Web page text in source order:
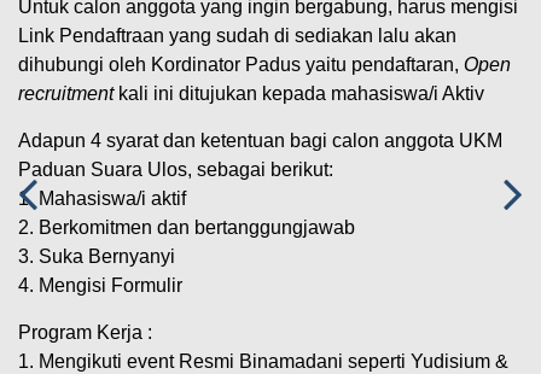
Untuk calon anggota yang ingin bergabung, harus mengisi
Link Pendaftraan yang sudah di sediakan lalu akan
dihubungi oleh Kordinator Padus yaitu pendaftaran, Open
recruitmentkali ini ditujukan kepada mahasiswa/i Aktiv
Adapun 4 syarat dan ketentuan bagi calon anggota UKM
Paduan Suara Ulos, sebagai berikut:
1. Mahasiswa/i aktif
2. Berkomitmen dan bertanggungjawab
3. Suka Bernyanyi
4. Mengisi Formulir
Program Kerja :
1. Mengikuti event Resmi Binamadani seperti Yudisium &